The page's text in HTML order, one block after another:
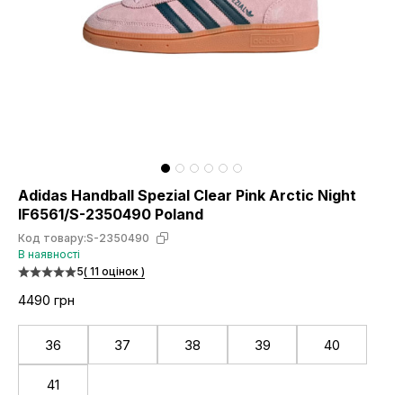
Adidas Handball Spezial Clear Pink Arctic Night
IF6561/S-2350490 Poland
Код товару:S-2350490
В наявності
5( 11 оцінок )
4490 грн
36 37 38 39 40
41